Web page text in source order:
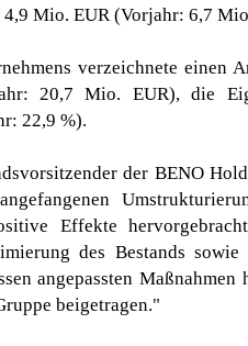
Mio. EUR (Vorjahr: 6,7
verzeichnete einen
20,7 Mio. EUR), die
22,9 %).
der BENO
Effekte
des Bestands
angepassten Maßnahmen
beigetragen."